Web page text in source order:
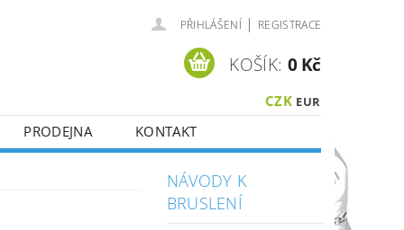
PŘIHLÁŠENÍ | REGISTRACE
CZK EUR
KOŠÍK: 0 Kč
PRODEJNA
KONTAKT
NÁVODY K
BRUSLENÍ